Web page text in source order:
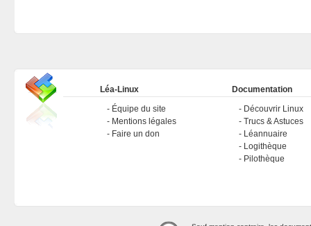
Léa-Linux
Équipe du site
Mentions légales
Faire un don
Documentation
Découvrir Linux
Trucs & Astuces
Léannuaire
Logithèque
Pilothèque